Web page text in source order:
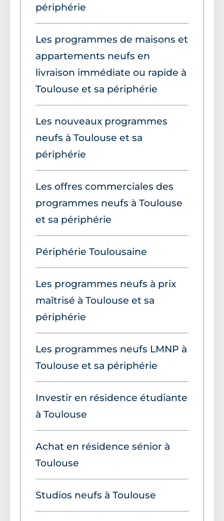
périphérie
Les programmes de maisons et
appartements neufs en
livraison immédiate ou rapide à
Toulouse et sa périphérie
Les nouveaux programmes
neufs à Toulouse et sa
périphérie
Les offres commerciales des
programmes neufs à Toulouse
et sa périphérie
Périphérie Toulousaine
Les programmes neufs à prix
maîtrisé à Toulouse et sa
périphérie
Les programmes neufs LMNP à
Toulouse et sa périphérie
Investir en résidence étudiante
à Toulouse
Achat en résidence sénior à
Toulouse
Studios neufs à Toulouse